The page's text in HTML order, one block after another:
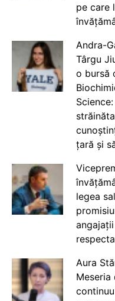
pe care
Andra-
Târgu
o bursă
țară și
legea
Aura